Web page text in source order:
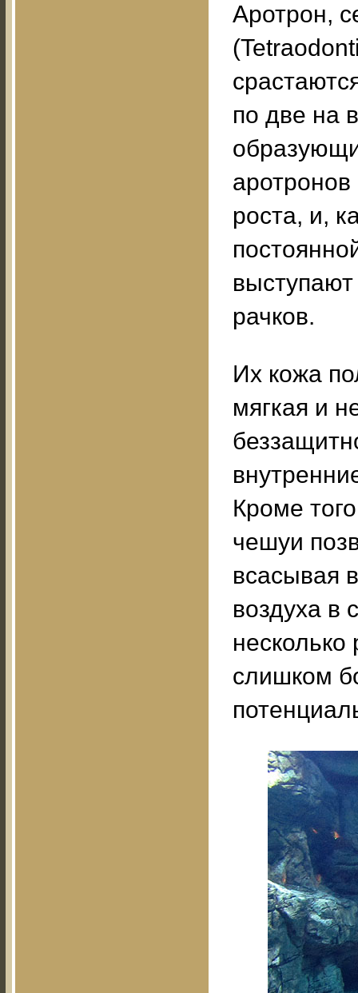
Аротрон,
по две на
роста, и,
рачков.
Их кожа
мягкая и
Кроме
чешуи
всасывая
воздуха в
несколько
слишком